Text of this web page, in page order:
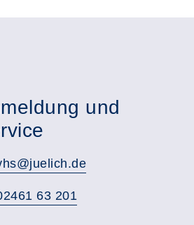
und
63 201